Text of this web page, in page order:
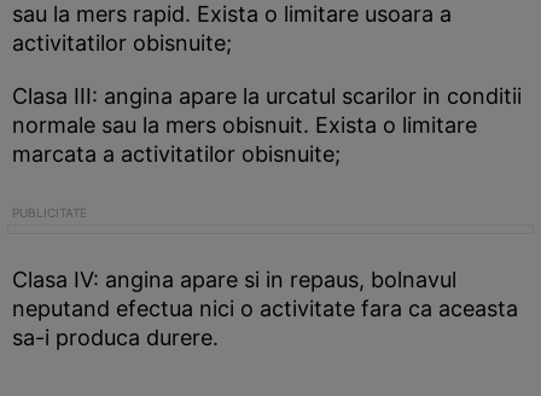
sau la mers rapid. Exista o limitare usoara a
activitatilor obisnuite;
Clasa III: angina apare la urcatul scarilor in conditii
normale sau la mers obisnuit. Exista o limitare
marcata a activitatilor obisnuite;
Clasa IV: angina apare si in repaus, bolnavul
neputand efectua nici o activitate fara ca aceasta
sa-i produca durere.